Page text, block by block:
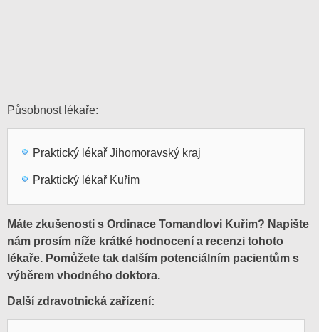
Působnost lékaře:
Praktický lékař Jihomoravský kraj
Praktický lékař Kuřim
Máte zkušenosti s Ordinace Tomandlovi Kuřim? Napište
nám prosím níže krátké hodnocení a recenzi tohoto
lékaře. Pomůžete tak dalším potenciálním pacientům s
výběrem vhodného doktora.
Další zdravotnická zařízení: